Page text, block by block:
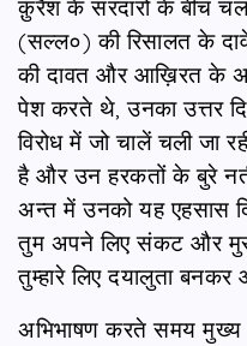
क़ुरैश के सरदारों के बीच चल
(सल्ल०) की रिसालत के
की दावत और आख़िरत के
पेश करते थे, उनका उत्तर
विरोध में जो चालें चली जा
है और उन हरकतों के बुरे
अन्त में उनको यह एहसास
तुम अपने लिए संकट और
तुम्हारे लिए दयालुता बनकर
अभिभाषण करते समय मुख्य